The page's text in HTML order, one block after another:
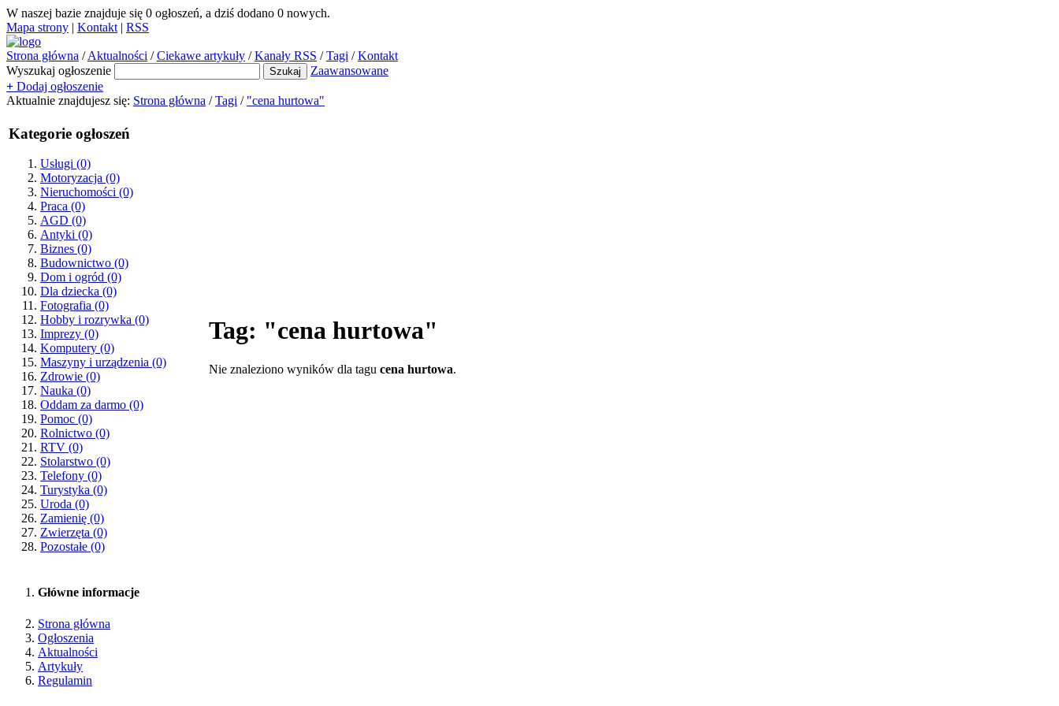
W naszej bazie znajduje się 0 ogłoszeń, a dziś dodano 0 nowych.
Mapa strony | Kontakt | RSS
Strona główna / Aktualności / Ciekawe artykuły / Kanały RSS / Tagi / Kontakt
Wyszukaj ogłoszenie
Zaawansowane
+ Dodaj ogłoszenie
Aktualnie znajdujesz się: Strona główna / Tagi / "cena hurtowa"
Kategorie ogłoszeń
Usługi (0)
Motoryzacja (0)
Nieruchomości (0)
Praca (0)
AGD (0)
Antyki (0)
Biznes (0)
Budownictwo (0)
Dom i ogród (0)
Dla dziecka (0)
Fotografia (0)
Hobby i rozrywka (0)
Imprezy (0)
Komputery (0)
Maszyny i urządzenia (0)
Zdrowie (0)
Nauka (0)
Oddam za darmo (0)
Pomoc (0)
Rolnictwo (0)
RTV (0)
Stolarstwo (0)
Telefony (0)
Turystyka (0)
Uroda (0)
Zamienię (0)
Zwierzęta (0)
Pozostałe (0)
Tag: "cena hurtowa"
Nie znaleziono wyników dla tagu cena hurtowa.
Główne informacje
Strona główna
Ogłoszenia
Aktualności
Artykuły
Regulamin